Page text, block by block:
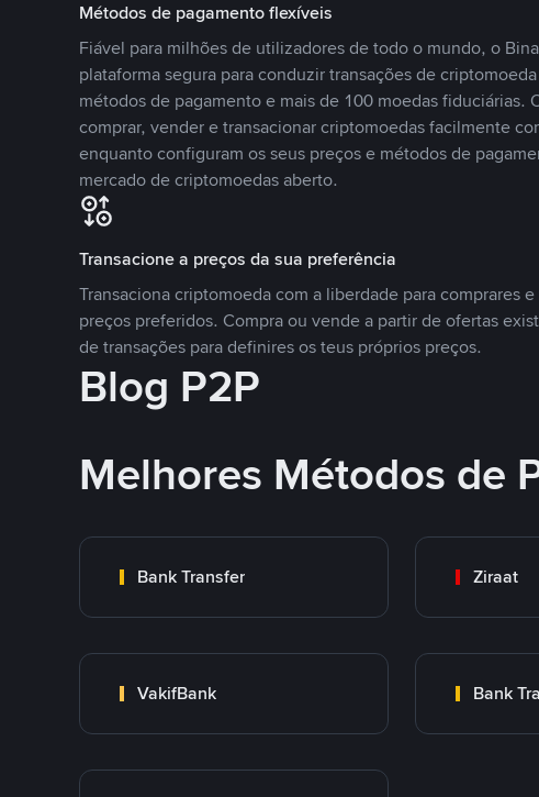
Métodos de pagamento flexíveis
Fiável para milhões de utilizadores de todo o mundo, o
plataforma segura para conduzir transações de
métodos de pagamento e mais de 100 moedas fiduciárias.
comprar, vender e transacionar criptomoedas facilmente
enquanto configuram os seus preços e métodos de
mercado de criptomoedas aberto.
Transacione a preços da sua preferência
Transaciona criptomoeda com a liberdade para comprares
preços preferidos. Compra ou vende a partir de ofertas
de transações para definires os teus próprios preços.
Blog P2P
Melhores Métodos de
Bank Transfer Ziraat
VakifBank Bank